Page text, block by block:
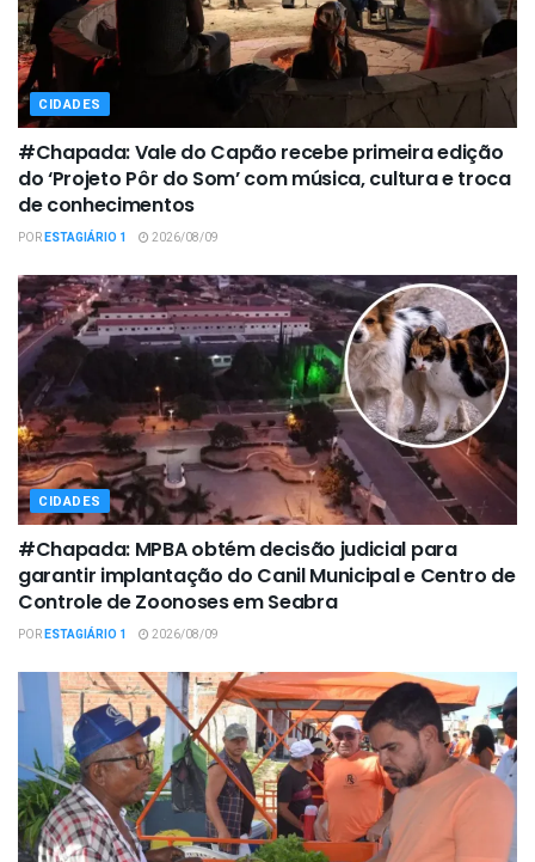
CIDADES
#Chapada: Vale do Capão recebe primeira edição
do ‘Projeto Pôr do Som’ com música, cultura e troca
de conhecimentos
PORESTAGIÁRIO 1 2026/08/09
CIDADES
#Chapada: MPBA obtém decisão judicial para
garantir implantação do Canil Municipal e Centro de
Controle de Zoonoses em Seabra
PORESTAGIÁRIO 1 2026/08/09